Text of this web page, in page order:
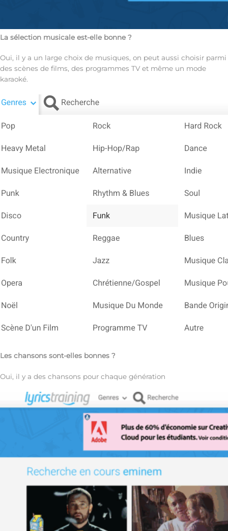
La sélection musicale est-elle bonne ?
Oui, il y a un large choix de musiques, on peut aussi choisir parmi
des scènes de films, des programmes TV et même un mode
karaoké.
Les chansons sont-elles bonnes ?
Oui, il y a des chansons pour chaque génération